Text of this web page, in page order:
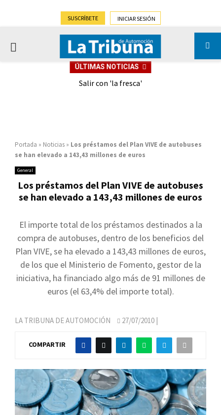
SUSCRÍBETE INICIAR SESIÓN
PRIMARY
ÚLTIMAS NOTICIAS
Salir con 'la fresca'
Portada » Noticias » Los préstamos del Plan VIVE de autobuses
se han elevado a 143,43 millones de euros
General
Los préstamos del Plan VIVE de autobuses
se han elevado a 143,43 millones de euros
El importe total de los préstamos destinados a la
compra de autobuses, dentro de los beneficios del
Plan VIVE, se ha elevado a 143,43 millones de euros,
de los que el Ministerio de Fomento, gestor de la
iniciativa, ha financiado algo más de 91 millones de
euros (el 63,4% del importe total).
LA TRIBUNA DE AUTOMOCIÓN 27/07/2010 |
COMPARTIR